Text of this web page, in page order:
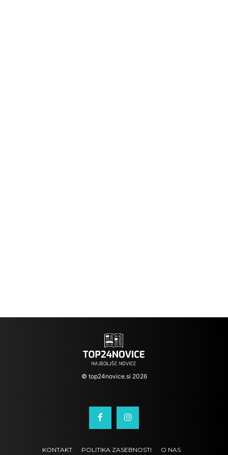
© top24novice.si 2026
KONTAKT POLITIKA ZASEBNOSTI O NAS